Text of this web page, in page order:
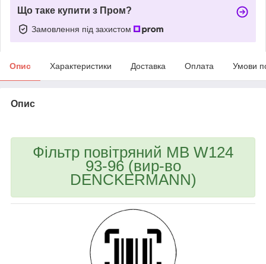
Що таке купити з Пром?
Замовлення під захистом
Опис Характеристики Доставка Оплата Умови
Опис
Фільтр повітряний MB W124
93-96 (вир-во
DENCKERMANN)